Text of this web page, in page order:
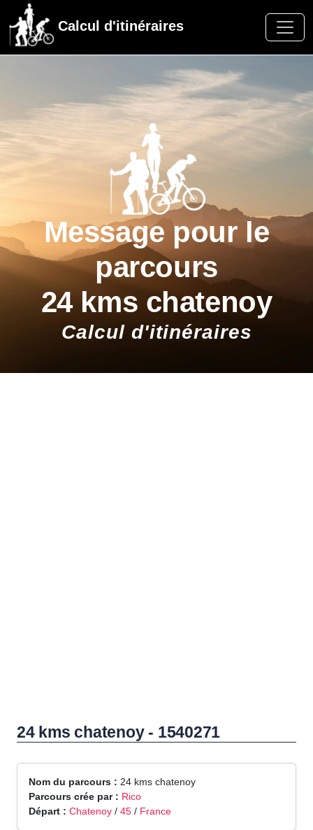
Calcul d'itinéraires
Message pour le
parcours
24 kms chatenoy
Calcul d'itinéraires
24 kms chatenoy - 1540271
Nom du parcours : 24 kms chatenoy
Parcours crée par : Rico
Départ : Chatenoy / 45 / France